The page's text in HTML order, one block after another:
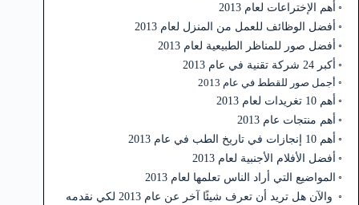
أهم الإختراعات لعام 2013
أفضل الوظائف للعمل من المنزل لعام 2013
أفضل صور للمناظر الطبيعية لعام 2013
أكبر 24 شركة تقنية في عام 2013
أجمل صور للقطط في عام 2013
أهم 10 تغريدات لعام 2013
أهم منتجات عام 2013
أهم 10 إنجازات في تاريخ الطب في عام 2013
أفضل الأفلام الأجنبية لعام 2013
المواضيع التي أراد الناس تعلمها لعام 2013
والآن هل تريد أن تعرف شيئًا آخر عن عام 2013 لكي نقدمه